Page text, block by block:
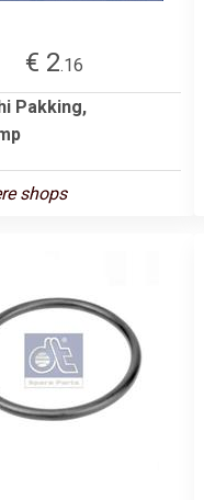
€ 2.16
Pakking,
shops